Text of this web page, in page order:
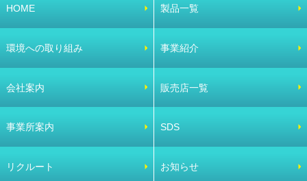
HOME 製品一覧
環境への取り組み 事業紹介
会社案内 販売店一覧
事業所案内 SDS
リクルート お知らせ